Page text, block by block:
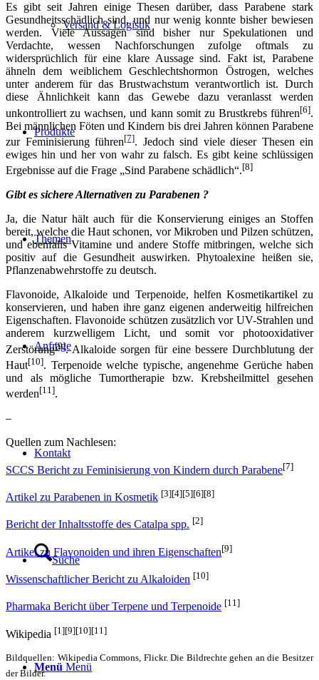
Versand & Logistik
Produkte
Themen
Anfrage
Kontakt
Suche
Menü Menü
Es gibt seit Jahren einige Thesen darüber, dass Parabene stark
Gesundheitsschädlich sind, und nur wenig konnte bisher bewiesen
werden. Viele Aussagen sind bisher nur Spekulationen und
Verdachte, wessen Nachforschungen zufolge oftmals zu
widersprüchlich für eine klare Aussage sind. Fakt ist, Parabene
ähneln dem weiblichem Geschlechtshormon Östrogen, welches
unter anderem für das Brustwachstum verantwortlich ist. Durch
diese Ähnlichkeit kann das Gewebe dazu veranlasst werden
unkontrolliert zu wachsen, und kann somit zu Brustkrebs führen[6].
Bei männlichen Föten und Kindern bis drei Jahren können Parabene
zur Feminisierung führen[7]. Jedoch sind viele dieser Thesen ein
ewiges hin und her von wahr zu falsch. Es gibt keine schlüssigen
Ergebnisse auf die Frage „Sind Parabene schädlich“.[8]
Gibt es sichere Alternativen zu Parabenen ?
Ja, die Natur hält auch für die Konservierung einiges an Stoffen
bereit, welche die Haut schonen, vor Mikroben und Pilzen schützen,
und ebenfallsVitamine und andere Stoffe mitbringen, welche sich
positiv auf die Gesundheit auswirken. Phytoalexine heißen sie,
Pflanzenabwehrstoffe zu deutsch.
Flavonoide, Alkaloide und Terpenoide, helfen Kosmetikartikel zu
konservieren, und haben ihre ganz eigenen anderweitig hilfreichen
Eigenschaften. Flavonoide schützen zusätzlich vor UV-Strahlen und
anderem kurzwelligem Licht, und somit vor photooxidativer
Zerstörung[9]. Alkaloide sorgen für eine bessere Durchblutung der
Haut[10]. Terpenoide welche typische, angenehme Gerüche haben
und als mögliche Tumortherapie bzw. Krebsheilmittel gesehen
werden[11].
–
Quellen zum Nachlesen:
SCCS Bericht zu Feminisierung von Kindern durch Parabene[7]
Artikel zu Parabenen in Kosmetik [3][4][5][6][8]
Bericht der Inhaltsstoffe des Catalpa spp. [2]
Artikel zu Flavonoiden und ihren Eigenschaften[9]
Wissenschaftlicher Bericht zu Alkaloiden [10]
Pharmaka Bericht über Terpene und Terpenoide [11]
Wikipedia [1][9][10][11]
Bildquellen: Wikipedia Commons, Flickr. Die Bildrechte gehen an die Besitzer
der Bilder.